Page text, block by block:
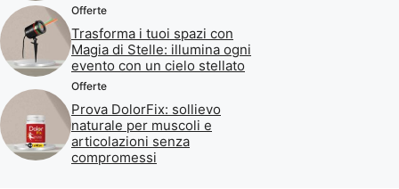
Offerte
Trasforma i tuoi spazi con
Magia di Stelle: illumina ogni
evento con un cielo stellato
Offerte
Prova DolorFix: sollievo
naturale per muscoli e
articolazioni senza
compromessi